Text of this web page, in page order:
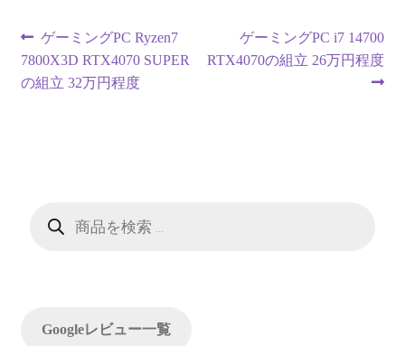
投
稿
ー
ン
前
の
投
ゲーミングPC Ryzen7
7800X3D RTX4070 SUPER
の組立 32万円程度
次
の
ゲーミングPC i7 14700
RTX4070の組立 26万円程度
Googleレビュー一覧